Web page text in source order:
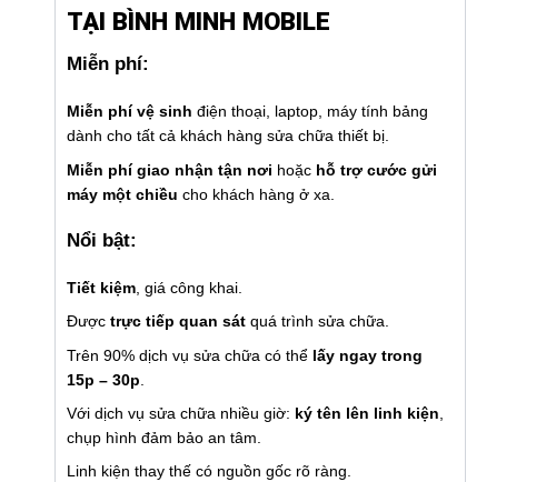
TẠI BÌNH MINH MOBILE
Miễn phí:
Miễn phí vệ sinh điện thoại, laptop, máy tính bảng
dành cho tất cả khách hàng sửa chữa thiết bị.
Miễn phí giao nhận tận nơi hoặc hỗ trợ cước gửi
máy một chiều cho khách hàng ở xa.
Nổi bật:
Tiết kiệm, giá công khai.
Được trực tiếp quan sátquá trình sửa chữa.
Trên 90% dịch vụ sửa chữa có thể lấy ngay trong
15p – 30p
Với dịch vụ sửa chữa nhiều giờ: ký tên lên linh kiện
chụp hình đảm bảo an tâm.
Linh kiện thay thế có nguồn gốc rõ ràng.